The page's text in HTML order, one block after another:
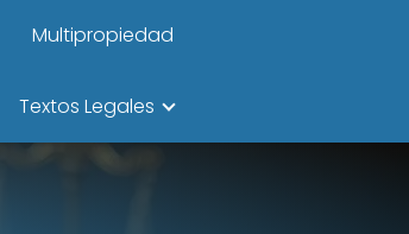
Multipropiedad
Textos Legales